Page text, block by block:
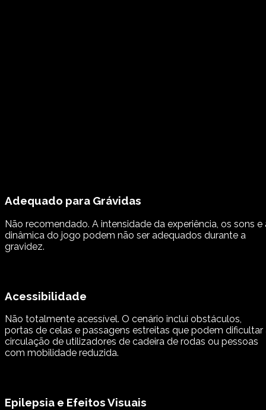
Adequado para Grávidas
Não recomendado. A intensidade da experiência, os sons e
dinâmica do jogo podem não ser adequados durante a
gravidez.
Acessibilidade
Não totalmente acessível. O cenário inclui obstáculos,
portas de celas e passagens estreitas que podem dificultar
circulação de utilizadores de cadeira de rodas ou pessoas
com mobilidade reduzida.
Epilepsia e Efeitos Visuais